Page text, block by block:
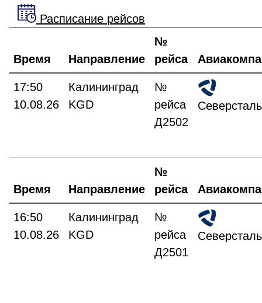
Расписание рейсов
Время Направление
№
рейса
17:50
10.08.26
Калининград
KGD
№
рейса
Д2502
Северсталь
Время Направление
№
рейса
16:50
10.08.26
Калининград
KGD
№
рейса
Д2501
Северсталь